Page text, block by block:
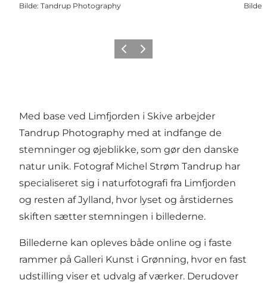
Bilde: Tandrup Photography Bilde:
ForrigeNeste
Med base ved Limfjorden i Skive arbejder
Tandrup Photography med at indfange de
stemninger og øjeblikke, som gør den danske
natur unik. Fotograf Michel Strøm Tandrup har
specialiseret sig i naturfotografi fra Limfjorden
og resten af Jylland, hvor lyset og årstidernes
skiften sætter stemningen i billederne.
Billederne kan opleves både online og i faste
rammer på Galleri Kunst i Grønning, hvor en fast
udstilling viser et udvalg af værker. Derudover